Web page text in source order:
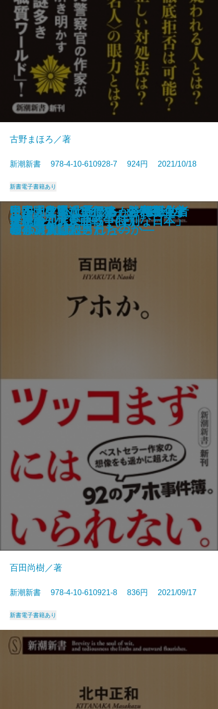
大坂城―秀吉から現代まで 50の秘
話―
ヒトの壁
官邸は今日も間違える
平成のヒット曲
最強脳―『スマホ脳』ハンセン先
生の特別授業―
コロナ後―ハーバード知日派10人
が語る未来―
独身偉人伝
談志のはなし
中国「国恥地図」の謎を解く
職務質問
古野まほろ／著
新潮新書 978-4-10-610928-7 924円 2021/10/18
新書電子書籍あり
アホか。
百田尚樹／著
新潮新書 978-4-10-610921-8 836円 2021/09/17
新書電子書籍あり
ビートルズ
イルカと心は通じるか―海獣学者
の孤軍奮闘記―
世界の知性が語る「特別な日本」
日本大空襲「実行犯」の告白―な
ぜ46万人は殺されたのか―
楽観論
中国「見えない侵略」を可視化す
る
甲子園は通過点です―勝利至上主
義と決別した男たち―
決定版 大東亜戦争(上)
決定版 大東亜戦争(下)